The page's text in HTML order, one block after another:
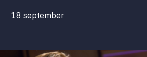
18 september